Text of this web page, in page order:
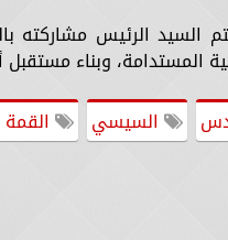
السيد الرئيس مشاركته
المستدامة، وبناء
السيسي القمة